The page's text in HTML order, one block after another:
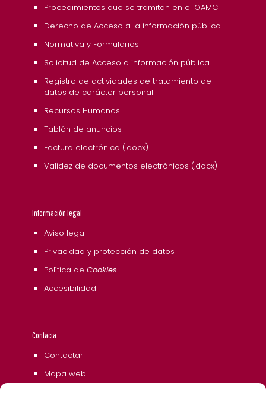
Procedimientos que se tramitan en el OAMC
Derecho de Acceso a la información pública
Normativa y Formularios
Solicitud de Acceso a información pública
Registro de actividades de tratamiento de
datos de carácter personal
Recursos Humanos
Tablón de anuncios
Factura electrónica (.docx)
Validez de documentos electrónicos (.docx)
Información legal
Aviso legal
Privacidad y protección de datos
Política de Cookies
Accesibilidad
Contacta
Contactar
Mapa web